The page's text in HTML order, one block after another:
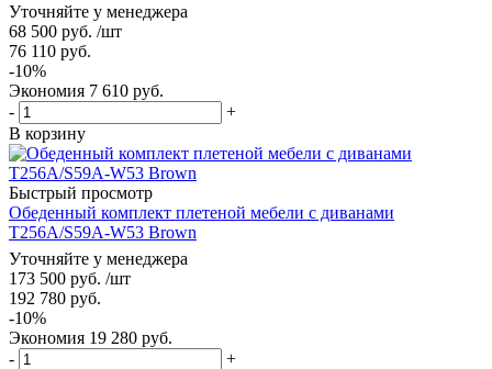
Уточняйте у менеджера
68 500 руб. /шт
76 110 руб.
-10%
Экономия 7 610 руб.
-
+
В корзину
Быстрый просмотр
Обеденный комплект плетеной мебели с диванами
T256A/S59A-W53 Brown
Уточняйте у менеджера
173 500 руб. /шт
192 780 руб.
-10%
Экономия 19 280 руб.
-
+